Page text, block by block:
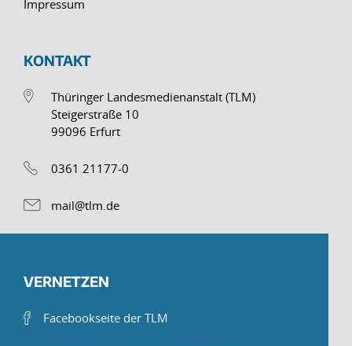
Impressum
KONTAKT
Thüringer Landesmedienanstalt (TLM)
Steigerstraße 10
99096 Erfurt
0361 21177-0
mail@tlm.de
VERNETZEN
Facebookseite der TLM